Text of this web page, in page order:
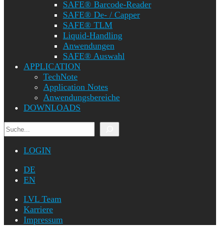
SAFE® Barcode-Reader
SAFE® De- / Capper
SAFE® TLM
Liquid-Handling
Anwendungen
SAFE® Auswahl
APPLICATION
TechNote
Application Notes
Anwendungsbereiche
DOWNLOADS
Suchen
LOGIN
DE
EN
LVL Team
Karriere
Impressum